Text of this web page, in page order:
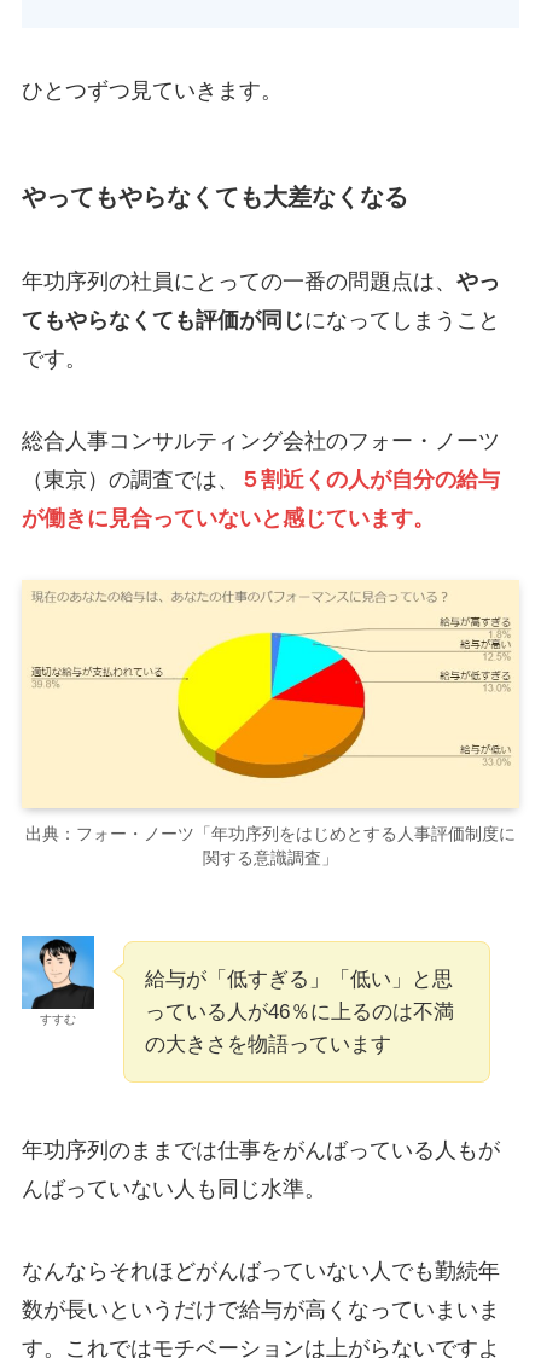
ひとつずつ見ていきます。
やってもやらなくても大差なくなる
年功序列の社員にとっての一番の問題点は、 やっ
てもやらなくても評価が同じになってしまうこと
です。
総合人事コンサルティング会社のフォー・ノーツ
（東京）の調査では、
５割近くの人が自分の給与
が働きに見合っていないと感じています。
出典：フォー・ノーツ「年功序列をはじめとする人事評価制度に
関する意識調査」
すすむ
給与が「低すぎる」「低い」と思
っている人が46％に上るのは不満
の大きさを物語っています
年功序列のままでは仕事をがんばっている人もが
んばっていない人も同じ水準。
なんならそれほどがんばっていない人でも勤続年
数が長いというだけで給与が高くなっていまいま
す。これではモチベーションは上がらないですよ